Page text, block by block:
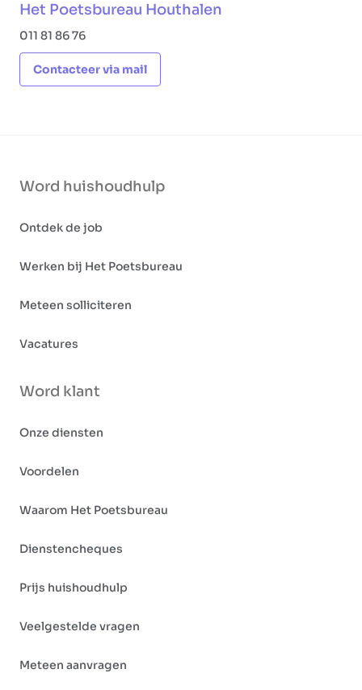
Het Poetsbureau Houthalen
011 81 86 76
Contacteer via mail
Word huishoudhulp
Ontdek de job
Werken bij Het Poetsbureau
Meteen solliciteren
Vacatures
Word klant
Onze diensten
Voordelen
Waarom Het Poetsbureau
Dienstencheques
Prijs huishoudhulp
Veelgestelde vragen
Meteen aanvragen